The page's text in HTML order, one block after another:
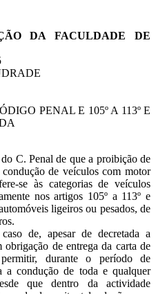
DA FACULDADE DE
PENAL E 105º A 113º E
C. Penal de que a proibição de
de veículos com motor
se às categorias de veículos
nos artigos 105º a 113º e
ligeiros ou pesados, de
de, apesar de decretada a
de entrega da carta de
durante o período de
a condução de toda e qualquer
que dentro da actividade